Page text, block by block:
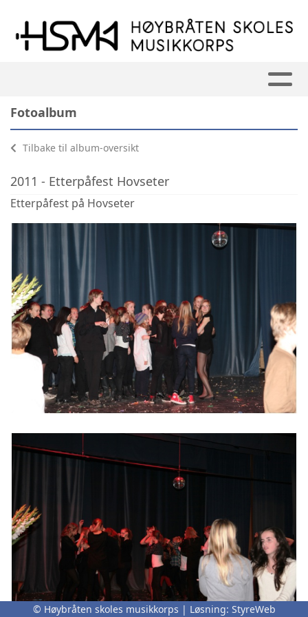
Fotoalbum
Tilbake til album-oversikt
2011 - Etterpåfest Hovseter
Etterpåfest på Hovseter
© Høybråten skoles musikkorps | Løsning: StyreWeb